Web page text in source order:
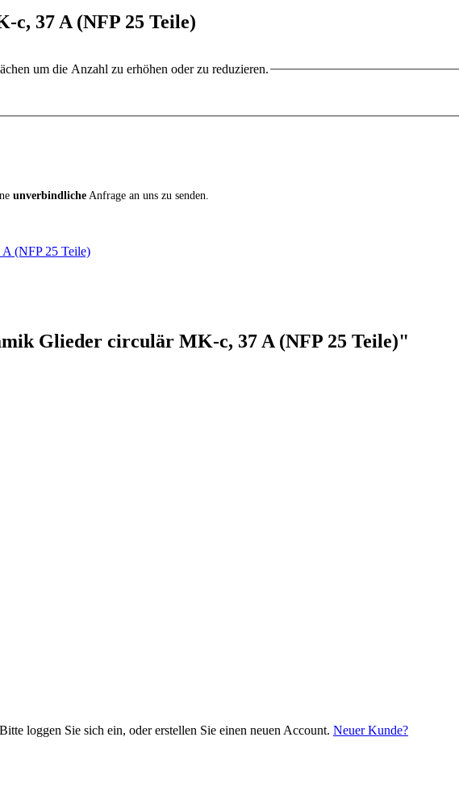
37 A (NFP 25 Teile)
um die Anzahl zu erhöhen oder zu reduzieren.
unverbindliche Anfrage an uns zu senden.
(NFP 25 Teile)
Glieder circulär MK-c, 37 A (NFP 25 Teile)"
loggen Sie sich ein, oder erstellen Sie einen neuen Account. Neuer Kunde?